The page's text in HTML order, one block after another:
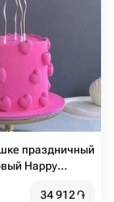
праздничный
Happy
34 912֏